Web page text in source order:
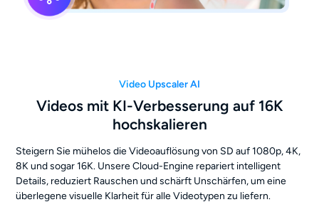
Video Upscaler AI
Videos mit KI-Verbesserung auf 16K
hochskalieren
Steigern Sie mühelos die Videoauflösung von SD auf 1080p, 4K,
8K und sogar 16K. Unsere Cloud-Engine repariert intelligent
Details, reduziert Rauschen und schärft Unschärfen, um eine
überlegene visuelle Klarheit für alle Videotypen zu liefern.